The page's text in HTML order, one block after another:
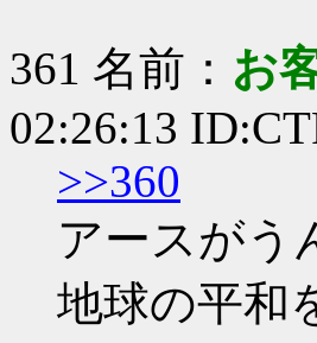
361 名前： お
02:26:13
>>360
アースが
地球の平和